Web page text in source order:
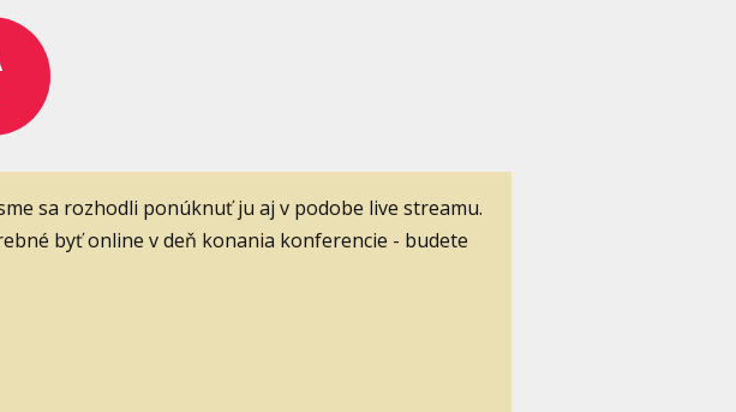
sa rozhodli ponúknuť ju aj v podobe live streamu.
byť online v deň konania konferencie - budete